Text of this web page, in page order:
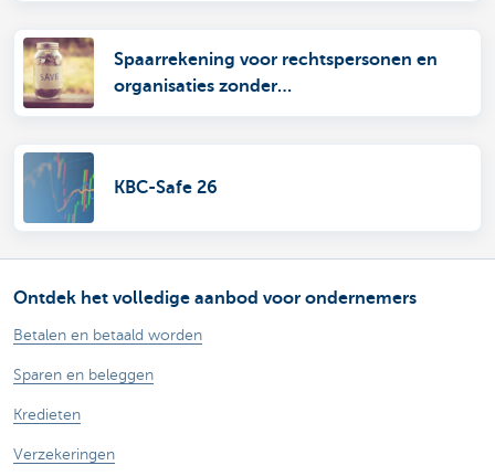
Spaarrekening voor rechtspersonen en
organisaties zonder
KBC-Safe 26
Ontdek het volledige aanbod voor ondernemers
Betalen en betaald worden
Sparen en beleggen
Kredieten
Verzekeringen